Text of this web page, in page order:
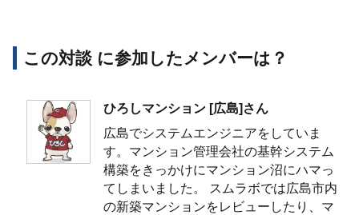
この対談 に参加したメンバーは？
ひろしマンション [広島]さん
広島でシステムエンジニアをしていま
す。マンション管理会社の基幹システム
構築をきっかけにマンション沼にハマっ
てしまいました。 スムラボでは広島市内
の新築マンションをレビューしたり、マ